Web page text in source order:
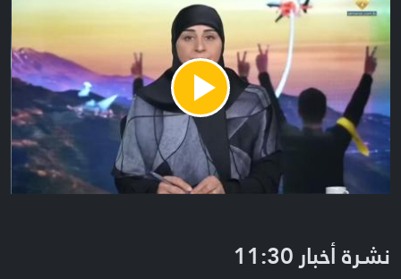
Play
Video
نشرة أخبار 11:30